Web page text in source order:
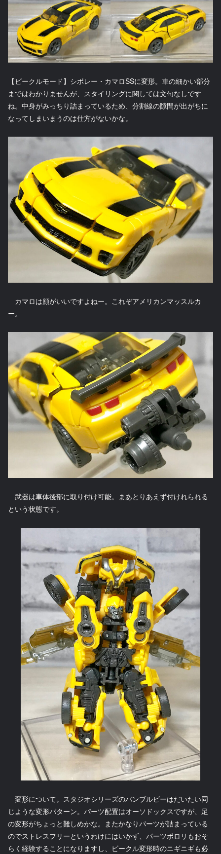
【ビークルモード】シボレー・カマロSSに変形。車の細かい部分
まではわかりませんが、スタイリングに関しては文句なしです
ね。中身がみっちり詰まっているため、分割線の隙間が出がちに
なってしまいまうのは仕方がないかな。
カマロは顔がいいですよねー。これぞアメリカンマッスルカ
ー。
武器は車体後部に取り付け可能。まあとりあえず付けれられる
という状態です。
変形について。スタジオシリーズのバンブルビーはだいたい同
じような変形パターン。パーツ配置はオーソドックスですが、足
の変形がちょっと難しめかな。またかなりパーツが詰まっている
のでストレスフリーというわけにはいかず、パーツポロリもおそ
らく経験することになりますし、ビークル変形時のニギニギも必